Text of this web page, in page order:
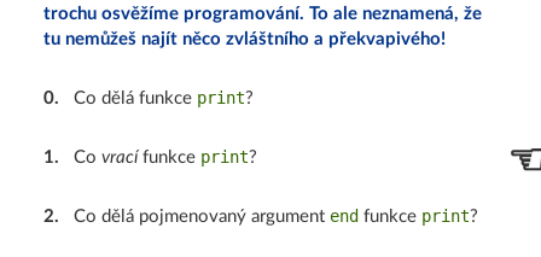
trochu osvěžíme programování. To ale neznamená, že
tu nemůžeš najít něco zvláštního a překvapivého!
0. Co dělá funkce print?
1. Covracífunkce print?
2. Co dělá pojmenovaný argument end funkce print?